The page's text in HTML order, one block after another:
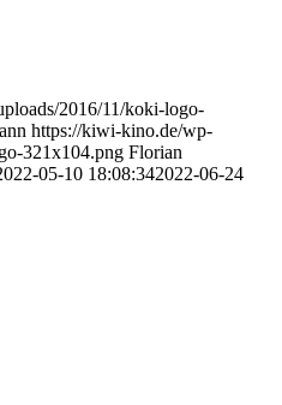
2016/11/koki-logo-
https://kiwi-kino.de/wp-
321x104.png Florian
05-10 18:08:342022-06-24